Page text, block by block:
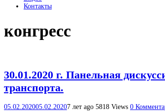
Контакты
конгресс
30.01.2020 г. Панельная
транспорта.
05.02.202005.02.20207 лет ago 5818 Views 0